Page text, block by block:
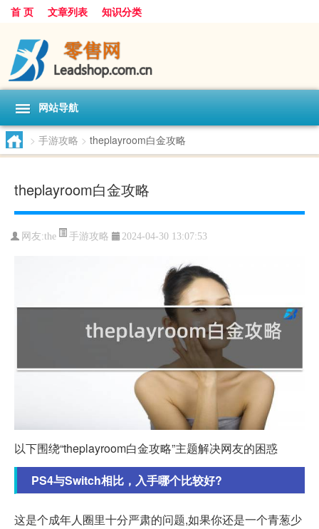
首 页 文章列表 知识分类
网站导航
> 手游攻略 > theplayroom白金攻略
theplayroom白金攻略
网友:the 手游攻略 2024-04-30 13:07:53
以下围绕“theplayroom白金攻略”主题解决网友的困惑
PS4与Switch相比，入手哪个比较好?
这是个成年人圈里十分严肃的问题,如果你还是一个青葱少